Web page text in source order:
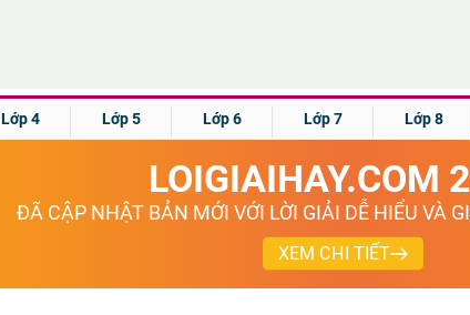
Lớp 4 Lớp 5 Lớp 6 Lớp 7 Lớp 8
LOIGIAIHAY.COM
ĐÃ CẬP NHẬT BẢN MỚI VỚI LỜI GIẢI DỄ HIỂU VÀ
XEM CHI TIẾT